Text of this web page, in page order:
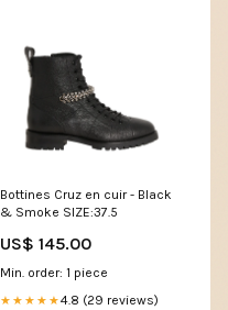
Bottines Cruz en cuir - Black
& Smoke SIZE:37.5
US$ 145.00
Min. order: 1 piece
★★★★★4.8 (29 reviews)